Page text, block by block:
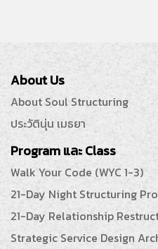
About Us
About Soul Structuring
ประวัตินุ่น เมธยา
Program และ Class
Walk Your Code (WYC 1-3)
21-Day Night Structuring
21-Day Relationship
Strategic Service Design